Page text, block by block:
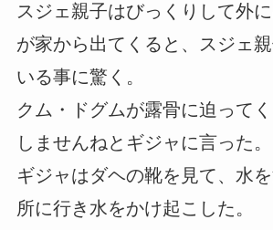
スジェ親子はびっくりして外
が家から出てくると、スジェ
いる事に驚く。
クム・ドグムが露骨に迫って
しませんねとギジャに言った。
ギジャはダヘの靴を見て、水
所に行き水をかけ起こした。